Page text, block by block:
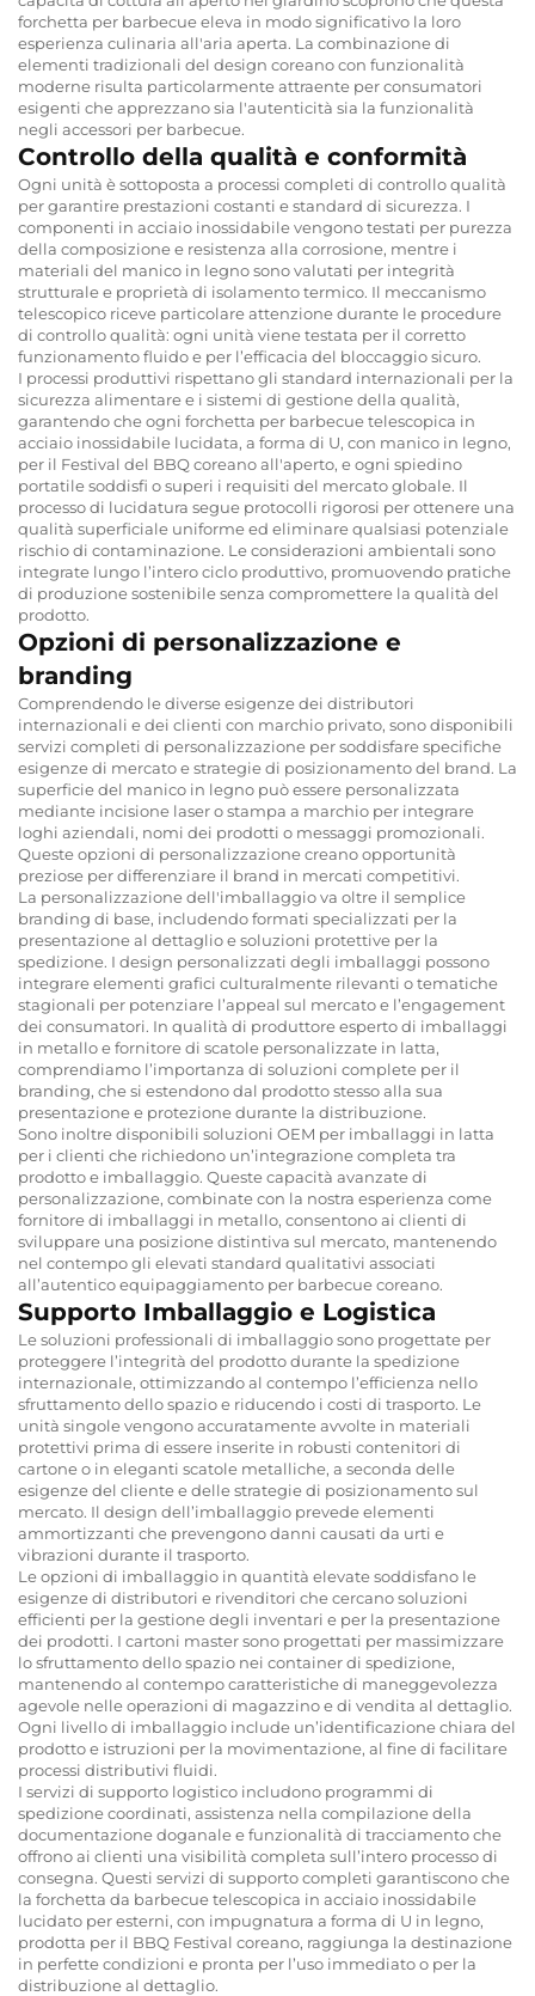
forchetta per barbecue eleva in modo significativo la loro
esperienza culinaria all'aria aperta. La combinazione di
elementi tradizionali del design coreano con funzionalità
moderne risulta particolarmente attraente per consumatori
esigenti che apprezzano sia l'autenticità sia la funzionalità
negli accessori per barbecue.
Controllo della qualità e conformità
Ogni unità è sottoposta a processi completi di controllo qualità
per garantire prestazioni costanti e standard di sicurezza. I
componenti in acciaio inossidabile vengono testati per purezza
della composizione e resistenza alla corrosione, mentre i
materiali del manico in legno sono valutati per integrità
strutturale e proprietà di isolamento termico. Il meccanismo
telescopico riceve particolare attenzione durante le procedure
di controllo qualità: ogni unità viene testata per il corretto
funzionamento fluido e per l’efficacia del bloccaggio sicuro.
I processi produttivi rispettano gli standard internazionali per la
sicurezza alimentare e i sistemi di gestione della qualità,
garantendo che ogni forchetta per barbecue telescopica in
acciaio inossidabile lucidata, a forma di U, con manico in legno,
per il Festival del BBQ coreano all'aperto, e ogni spiedino
portatile soddisfi o superi i requisiti del mercato globale. Il
processo di lucidatura segue protocolli rigorosi per ottenere una
qualità superficiale uniforme ed eliminare qualsiasi potenziale
rischio di contaminazione. Le considerazioni ambientali sono
integrate lungo l’intero ciclo produttivo, promuovendo pratiche
di produzione sostenibile senza compromettere la qualità del
prodotto.
Opzioni di personalizzazione e
branding
Comprendendo le diverse esigenze dei distributori
internazionali e dei clienti con marchio privato, sono disponibili
servizi completi di personalizzazione per soddisfare specifiche
esigenze di mercato e strategie di posizionamento del brand. La
superficie del manico in legno può essere personalizzata
mediante incisione laser o stampa a marchio per integrare
loghi aziendali, nomi dei prodotti o messaggi promozionali.
Queste opzioni di personalizzazione creano opportunità
preziose per differenziare il brand in mercati competitivi.
La personalizzazione dell'imballaggio va oltre il semplice
branding di base, includendo formati specializzati per la
presentazione al dettaglio e soluzioni protettive per la
spedizione. I design personalizzati degli imballaggi possono
integrare elementi grafici culturalmente rilevanti o tematiche
stagionali per potenziare l’appeal sul mercato e l’engagement
dei consumatori. In qualità di produttore esperto di imballaggi
in metallo e fornitore di scatole personalizzate in latta,
comprendiamo l’importanza di soluzioni complete per il
branding, che si estendono dal prodotto stesso alla sua
presentazione e protezione durante la distribuzione.
Sono inoltre disponibili soluzioni OEM per imballaggi in latta
per i clienti che richiedono un’integrazione completa tra
prodotto e imballaggio. Queste capacità avanzate di
personalizzazione, combinate con la nostra esperienza come
fornitore di imballaggi in metallo, consentono ai clienti di
sviluppare una posizione distintiva sul mercato, mantenendo
nel contempo gli elevati standard qualitativi associati
all’autentico equipaggiamento per barbecue coreano.
Supporto Imballaggio e Logistica
Le soluzioni professionali di imballaggio sono progettate per
proteggere l’integrità del prodotto durante la spedizione
internazionale, ottimizzando al contempo l’efficienza nello
sfruttamento dello spazio e riducendo i costi di trasporto. Le
unità singole vengono accuratamente avvolte in materiali
protettivi prima di essere inserite in robusti contenitori di
cartone o in eleganti scatole metalliche, a seconda delle
esigenze del cliente e delle strategie di posizionamento sul
mercato. Il design dell’imballaggio prevede elementi
ammortizzanti che prevengono danni causati da urti e
vibrazioni durante il trasporto.
Le opzioni di imballaggio in quantità elevate soddisfano le
esigenze di distributori e rivenditori che cercano soluzioni
efficienti per la gestione degli inventari e per la presentazione
dei prodotti. I cartoni master sono progettati per massimizzare
lo sfruttamento dello spazio nei container di spedizione,
mantenendo al contempo caratteristiche di maneggevolezza
agevole nelle operazioni di magazzino e di vendita al dettaglio.
Ogni livello di imballaggio include un’identificazione chiara del
prodotto e istruzioni per la movimentazione, al fine di facilitare
processi distributivi fluidi.
I servizi di supporto logistico includono programmi di
spedizione coordinati, assistenza nella compilazione della
documentazione doganale e funzionalità di tracciamento che
offrono ai clienti una visibilità completa sull’intero processo di
consegna. Questi servizi di supporto completi garantiscono che
la forchetta da barbecue telescopica in acciaio inossidabile
lucidato per esterni, con impugnatura a forma di U in legno,
prodotta per il BBQ Festival coreano, raggiunga la destinazione
in perfette condizioni e pronta per l’uso immediato o per la
distribuzione al dettaglio.